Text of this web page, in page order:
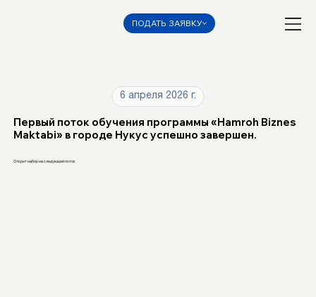
ПОДАТЬ ЗАЯВКУ
6 апреля 2026 г.
Первый поток обучения программы «Hamroh Biznes
Maktabi» в городе Нукус успешно завершен.
Открыт набор на следующий поток